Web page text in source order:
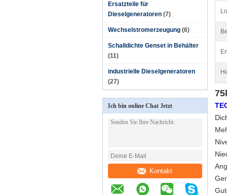
Ersatzteile für
Dieselgeneratoren (7)
Wechselstromerzeugung (6)
Schalldichte Genset in Behälter
(11)
industrielle Dieselgeneratoren
(27)
Ich bin online Chat Jetzt
Kontakt